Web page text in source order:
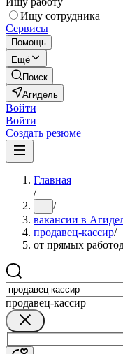
Ищу сотрудника
Сервисы
Помощь
Ещё
Поиск
Агидель
Войти
Войти
Создать резюме
Главная
/
... /
вакансии в
продавец-кассир/
от прямых
продавец-кассир